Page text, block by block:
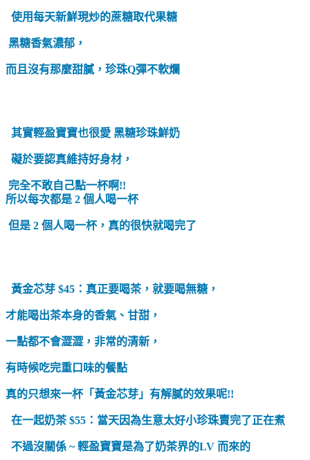
使用每天新鮮現炒的蔗糖取代果糖
黑糖香氣濃郁，
而且沒有那麼甜膩，珍珠Q彈不軟爛
其實輕盈寶寶也很愛 黑糖珍珠鮮奶
礙於要認真維持好身材，
完全不敢自己點一杯啊!!
所以每次都是 2 個人喝一杯
但是 2 個人喝一杯，真的很快就喝完了
黃金芯芽 $45：真正要喝茶，就要喝無糖，
才能喝出茶本身的香氣、甘甜，
一點都不會澀澀，非常的清新，
有時候吃完重口味的餐點
真的只想來一杯「黃金芯芽」有解膩的效果呢!!
在一起奶茶 $55：當天因為生意太好小珍珠賣完了正在煮
不過沒關係 ~ 輕盈寶寶是為了奶茶界的LV 而來的